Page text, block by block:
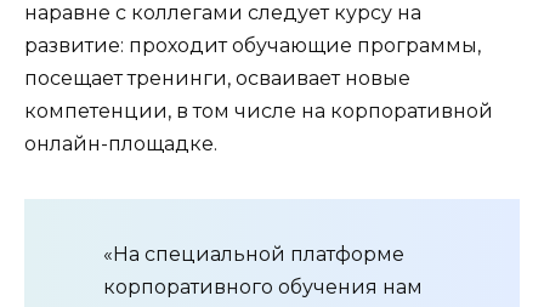
наравне с коллегами следует курсу на
развитие: проходит обучающие программы,
посещает тренинги, осваивает новые
компетенции, в том числе на корпоративной
онлайн-площадке.
«На специальной платформе
корпоративного обучения нам